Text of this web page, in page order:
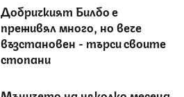
Добричкият Билбо е
преживял много, но вече
възстановен - търси своите
стопани